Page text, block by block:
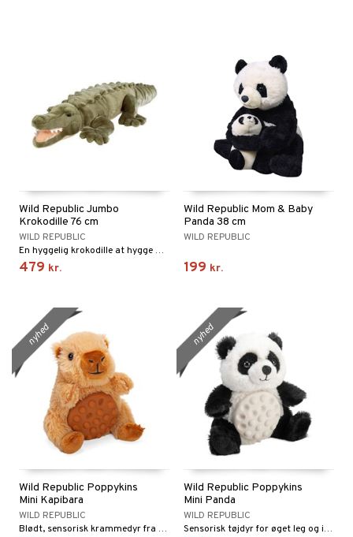
Wild Republic Jumbo
Krokodille 76 cm
WILD REPUBLIC
En hyggelig krokodille at hygge med!
479 kr.
Wild Republic Mom & Baby
Panda 38 cm
WILD REPUBLIC
199 kr.
Wild Republic Poppykins
Mini Kapibara
WILD REPUBLIC
Blødt, sensorisk krammedyr fra Wild Republic.
nyhed
Wild Republic Poppykins
Mini Panda
WILD REPUBLIC
Sensorisk tøjdyr for øget leg og interaktion!
nyhed